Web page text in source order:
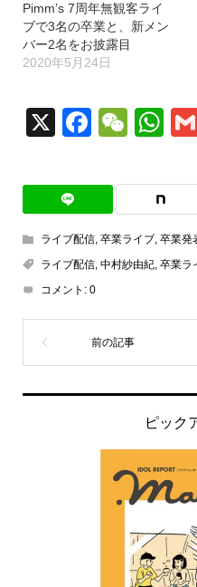
Pimm’s 7周年無観客ライ
ブで3名の卒業と、新メン
バー2名をお披露目
2020年5月24日
X
ライブ配信, 卒業ライブ, 卒業発
ライブ配信, 中村紗由紀, 卒業ラ
コメント: 0
ピック